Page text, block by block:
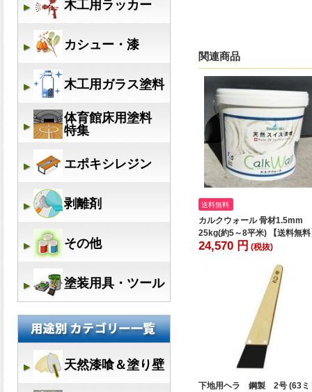
関連商品
送料無料
カルクウォール 骨材1.5mm
25kg(約5～8平米) 【送料無料
24,570 円 (税抜)
下地用ヘラ 鋼製 2号 (63ミ